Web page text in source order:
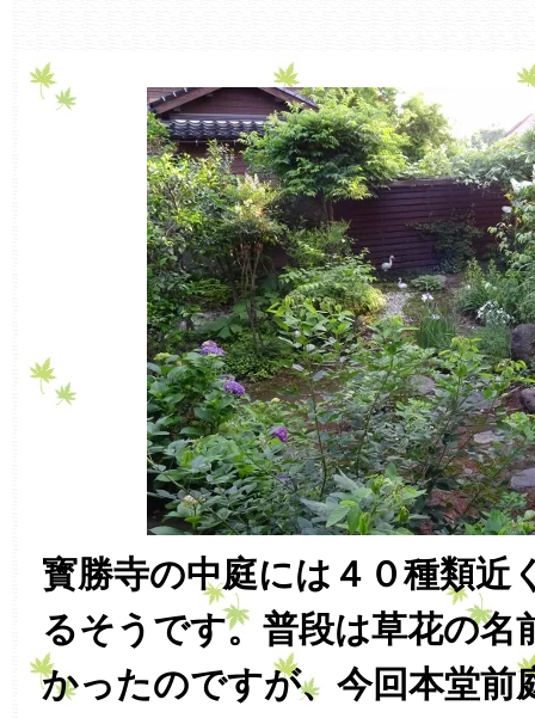
寳勝寺の中庭には４０種類近
るそうです。普段は草花の名
かったのですが、今回本堂前